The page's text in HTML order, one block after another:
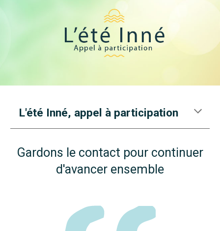
L'été Inné, appel à participation
Gardons le contact pour continuer
d'avancer ensemble